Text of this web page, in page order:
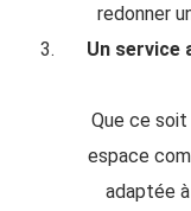
redonner
Un service
Que ce soit
espace
adaptée